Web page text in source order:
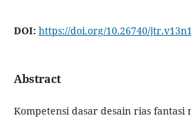
DOI: https://doi.org/10.26740/
Abstract
Kompetensi dasar desain rias fantasi